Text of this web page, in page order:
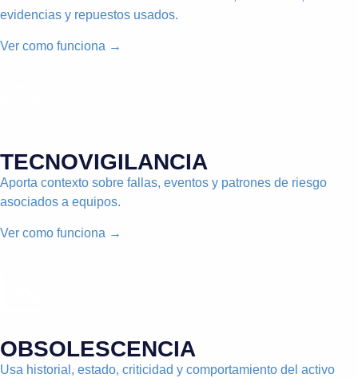
evidencias y repuestos usados.
Ver como funciona →
TECNOVIGILANCIA
Aporta contexto sobre fallas, eventos y patrones de riesgo
asociados a equipos.
Ver como funciona →
OBSOLESCENCIA
Usa historial, estado, criticidad y comportamiento del activo